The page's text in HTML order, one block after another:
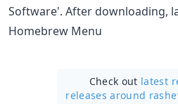
Software'. After downloading,
Homebrew Menu
Check out latest
releases around